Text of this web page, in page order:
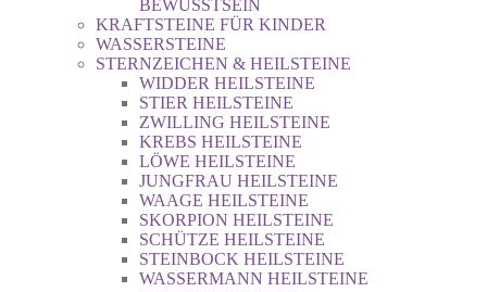
BEWUSSTSEIN
KRAFTSTEINE FÜR KINDER
WASSERSTEINE
STERNZEICHEN & HEILSTEINE
WIDDER HEILSTEINE
STIER HEILSTEINE
ZWILLING HEILSTEINE
KREBS HEILSTEINE
LÖWE HEILSTEINE
JUNGFRAU HEILSTEINE
WAAGE HEILSTEINE
SKORPION HEILSTEINE
SCHÜTZE HEILSTEINE
STEINBOCK HEILSTEINE
WASSERMANN HEILSTEINE